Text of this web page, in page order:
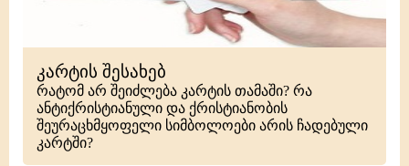
კარტის შესახებ
რატომ არ შეიძლება კარტის თამაში? რა
ანტიქრისტიანული და ქრისტიანობის
შეურაცხმყოფელი სიმბოლოები არის ჩადებული
კარტში?